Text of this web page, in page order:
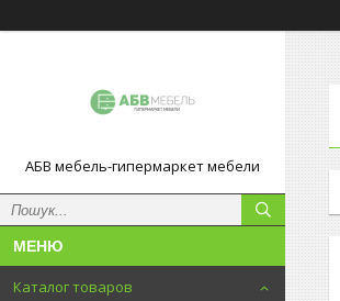
АБВ мебель-гипермаркет мебели
Каталог товаров